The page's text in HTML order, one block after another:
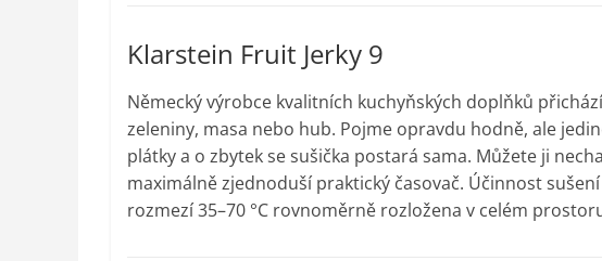
Klarstein Fruit Jerky 9
Německý výrobce kvalitních kuchyňských doplňků
zeleniny, masa nebo hub. Pojme opravdu hodně, ale
plátky a o zbytek se sušička postará sama. Můžete ji
maximálně zjednoduší praktický časovač. Účinnost
rozmezí 35–70 °C rovnoměrně rozložena v celém